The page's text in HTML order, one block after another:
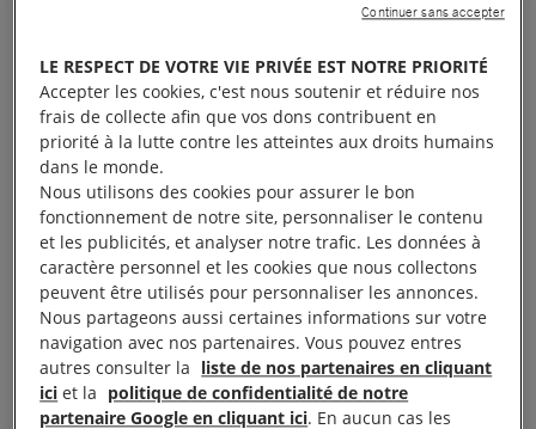
emprisonnement. Pendant son temps en prison, elle
l’isolement et interdite de voir sa famille pendant de
longs mois.
Loujain al Hathloul
de passer un seul jour derrière les barreaux. Elle a
été punie pour avoir courageusement défendu les
droits des femmes enArabie saouditeet pour avoir
exercé son droit à la liberté d’expression.
Vous avez été nombreux à vous mobiliser à nos
côtés pour porter sa voix. Sa sortie de prison
LE RESPECT DE VOTRE VIE PRIVÉE EST NOTRE PRIORITÉ
Accepter les cookies, c'est nous soutenir et réduire nos
frais de collecte afin que vos dons contribuent en
priorité à la lutte contre les atteintes aux droits humains
dans le monde.
Nous utilisons des cookies pour assurer le bon
fonctionnement de notre site, personnaliser le contenu
et les publicités, et analyser notre trafic. Les données à
caractère personnel et les cookies que nous collectons
peuvent être utilisés pour personnaliser les annonces.
Nous partageons aussi certaines informations sur votre
navigation avec nos partenaires. Vous pouvez entres
autres consulter la liste de nos partenaires en cliquant
ici et la politique de confidentialité de notre
partenaire Google en cliquant ici. En aucun cas les
Continuer sans accepter